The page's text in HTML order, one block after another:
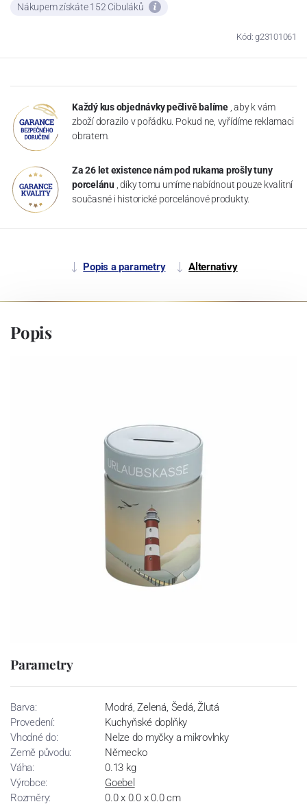
Nákupem získáte 152 Cibuláků
Kód: g23101061
Každý kus objednávky pečlivě balíme , aby k vám
zboží dorazilo v pořádku. Pokud ne, vyřídíme reklamaci
obratem.
Za 26 let existence nám pod rukama prošly tuny
porcelánu , díky tomu umíme nabídnout pouze kvalitní
současné i historické porcelánové produkty.
Popis a parametry Alternativy
Popis
Parametry
Barva:
Modrá, Zelená, Šedá, Žlutá
Provedení:
Kuchyňské doplňky
Vhodné do:
Nelze do myčky a mikrovlnky
Země původu:
Německo
Váha:
0.13 kg
Výrobce:
Goebel
Rozměry:
0.0 x 0.0 x 0.0 cm